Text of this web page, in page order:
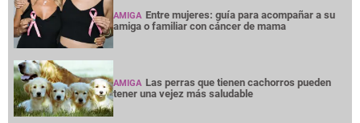
AMIGA Entre mujeres: guía para acompañar a su
amiga o familiar con cáncer de mama
AMIGA Las perras que tienen cachorros pueden
tener una vejez más saludable